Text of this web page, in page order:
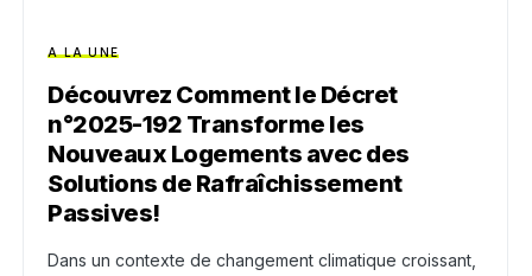
A LA UNE
Découvrez Comment le Décret
n°2025-192 Transforme les
Nouveaux Logements avec des
Solutions de Rafraîchissement
Passives!
Dans un contexte de changement climatique croissant,